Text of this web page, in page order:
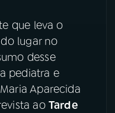
que leva o
lugar no
desse
pediatra e
Aparecida
ao Tarde